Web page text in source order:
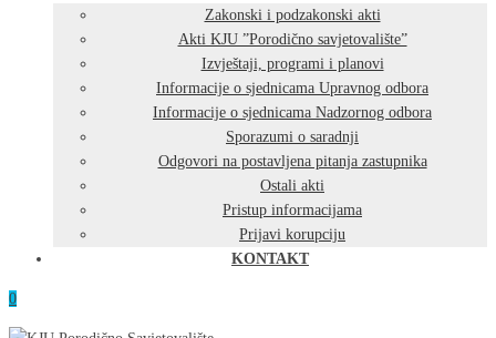
Zakonski i podzakonski akti
Akti KJU ”Porodično savjetovalište”
Izvještaji, programi i planovi
Informacije o sjednicama Upravnog odbora
Informacije o sjednicama Nadzornog odbora
Sporazumi o saradnji
Odgovori na postavljena pitanja zastupnika
Ostali akti
Pristup informacijama
Prijavi korupciju
KONTAKT
0